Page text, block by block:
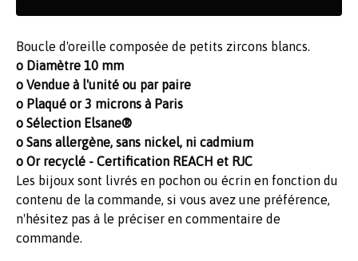
Boucle d'oreille composée de petits zircons blancs.
o Diamètre 10 mm
o Vendue à l'unité ou par paire
o Plaqué or 3 microns à Paris
o Sélection Elsane®
o Sans allergène, sans nickel, ni cadmium
o Or recyclé - Certification REACH et RJC
Les bijoux sont livrés en pochon ou écrin en fonction du
contenu de la commande, si vous avez une préférence,
n'hésitez pas à le préciser en commentaire de
commande.